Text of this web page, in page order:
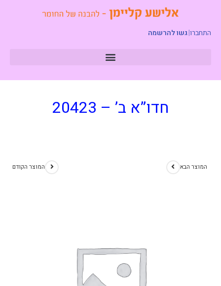
התחברו|גשו להרשמה
חדו”א ב’ – 20423
המוצר הקודם המוצר הבא